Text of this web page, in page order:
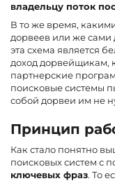
владельцу поток
В то же время,
дорвеев или же сами
эта схема является
доход дорвейщикам,
партнерские
поисковые системы
собой дорвеи им не
Принцип
Как стало понятно
поисковых систем с
ключевых фраз. То